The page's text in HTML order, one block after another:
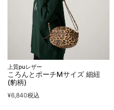
上質puレザー
ころんとポーチMサイズ 細紐
(豹柄)
¥6,840税込